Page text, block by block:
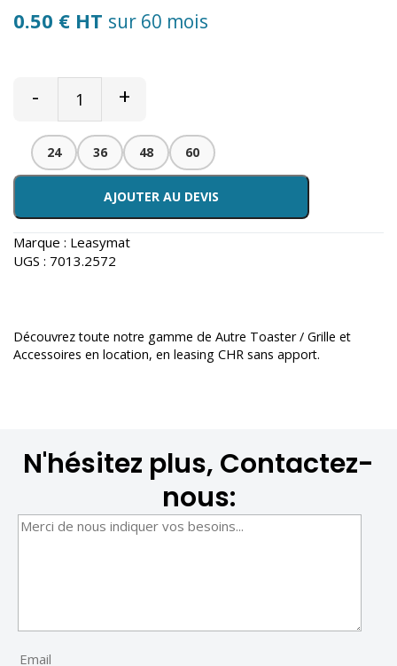
0.50 € HT sur 60 mois
- +
24 36 48 60
AJOUTER AU DEVIS
Marque : Leasymat
UGS : 7013.2572
Découvrez toute notre gamme de Autre Toaster / Grille et
Accessoires en location, en leasing CHR sans apport.
N'hésitez plus, Contactez-
nous: